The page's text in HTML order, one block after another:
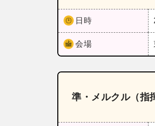
日時
会場
準・メルクル（指